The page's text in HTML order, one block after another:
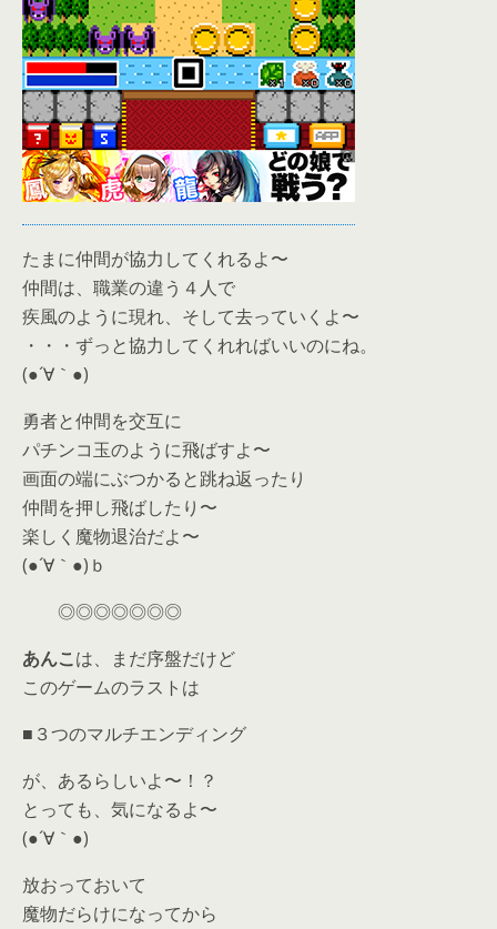
たまに仲間が協力してくれるよ〜
仲間は、職業の違う４人で
疾風のように現れ、そして去っていくよ〜
・・・ずっと協力してくれればいいのにね。
(●´∀｀●)
勇者と仲間を交互に
パチンコ玉のように飛ばすよ〜
画面の端にぶつかると跳ね返ったり
仲間を押し飛ばしたり〜
楽しく魔物退治だよ〜
(●´∀｀●)ｂ
◎◎◎◎◎◎◎
あんこは、まだ序盤だけど
このゲームのラストは
■３つのマルチエンディング
が、あるらしいよ〜！？
とっても、気になるよ〜
(●´∀｀●)
放おっておいて
魔物だらけになってから